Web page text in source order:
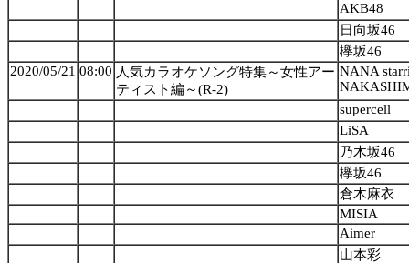
AKB48
日向坂46
欅坂46
2020/05/21 08:00 人気カラオケソング特集～女性アー
ティスト編～(R-2)
NANA
supercell
LiSA
乃木坂46
欅坂46
倉木麻衣
MISIA
Aimer
山本彩